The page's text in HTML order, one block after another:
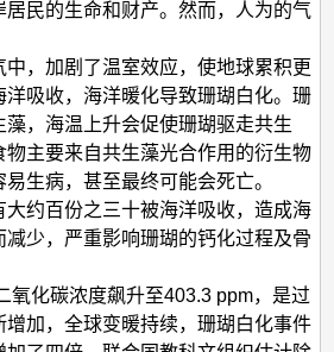
民的生命和财产。然而，人为的气
，加剧了温室效应，使地球累积更
吸收，海洋暖化导致珊瑚白化。珊
，海温上升会促使珊瑚驱走共生
主要来自共生藻光合作用的衍生物
生病，甚至最终可能会死亡。
约百份之三十被海洋吸收，造成海
少，严重影响珊瑚的钙化过程及骨
氧化碳浓度飙升至403.3 ppm，是过
加，全球变暖持续，珊瑚白化事件